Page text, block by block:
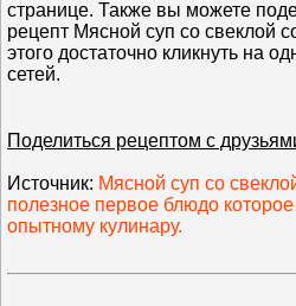
странице. Также вы можете
рецепт Мясной суп со свеклой
этого достаточно кликнуть на
сетей.
Поделиться рецептом с
Источник: Мясной суп со
полезное первое блюдо
опытному кулинару.